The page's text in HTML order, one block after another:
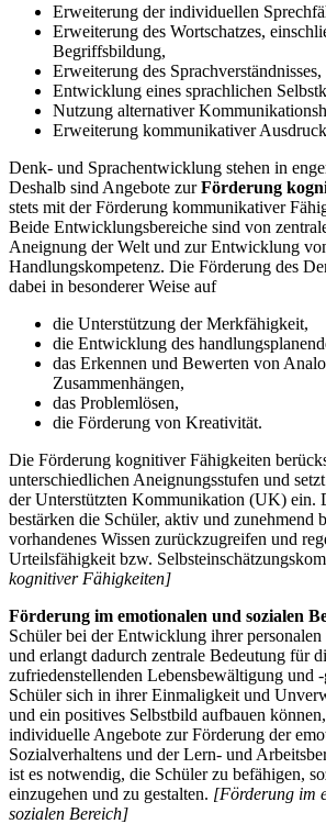
Erweiterung der individuellen
Erweiterung des Wortschatzes,
Begriffsbildung,
Erweiterung des Sprachverständnisses,
Entwicklung eines sprachlichen
Nutzung alternativer
Erweiterung kommunikativer
Denk- und Sprachentwicklung stehen in
Deshalb sind Angebote zurFörderung
stets mit der Förderung kommunikativer
Beide Entwicklungsbereiche sind von
Aneignung der Welt und zur Entwicklung
Handlungskompetenz. Die Förderung des
dabei in besonderer Weise auf
die Unterstützung der Merkfähigkeit,
die Entwicklung des
das Erkennen und Bewerten von
Zusammenhängen,
das Problemlösen,
die Förderung von Kreativität.
Die Förderung kognitiver Fähigkeiten
unterschiedlichen Aneignungsstufen und
der Unterstützten Kommunikation (UK) ein.
bestärken die Schüler, aktiv und zunehmend
vorhandenes Wissen zurückzugreifen und
Urteilsfähigkeit bzw.
kognitiver Fähigkeiten]
Förderung im emotionalen und sozialen
Schüler bei der Entwicklung ihrer
und erlangt dadurch zentrale Bedeutung für
zufriedenstellenden Lebensbewältigung und
Schüler sich in ihrer Einmaligkeit und
und ein positives Selbstbild aufbauen
individuelle Angebote zur Förderung der
Sozialverhaltens und der Lern- und
ist es notwendig, die Schüler zu befähigen,
einzugehen und zu gestalten. [Förderung im
sozialen Bereich]